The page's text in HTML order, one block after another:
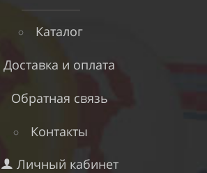
Каталог
Доставка и оплата
Обратная связь
Контакты
Личный кабинет